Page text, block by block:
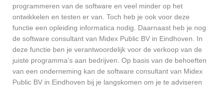
programmeren van de software en veel minder op het
ontwikkelen en testen er van. Toch heb je ook voor deze
functie een opleiding informatica nodig. Daarnaast heb je nog
de software consultant van Midex Public BV in Eindhoven. In
deze functie ben je verantwoordelijk voor de verkoop van de
juiste programma’s aan bedrijven. Op basis van de behoeften
van een onderneming kan de software consultant van Midex
Public BV in Eindhoven bij je langskomen om je te adviseren